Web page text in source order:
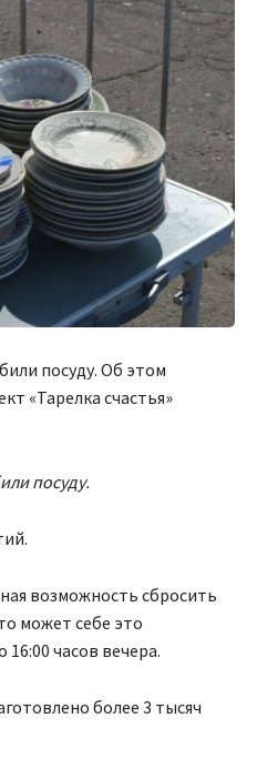
посуду. Об этом
«Тарелка счастья»
посуду.
возможность сбросить
может себе это
часов вечера.
более 3 тысяч